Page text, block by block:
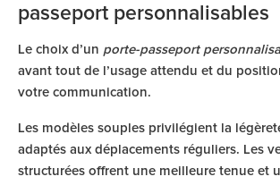
passeport personnalisables
Le choix d’un porte-passeport
avant tout de l’usage attendu et du
votre communication.
Les modèles souples privilégient la
adaptés aux déplacements réguliers. Les
structurées offrent une meilleure tenue et